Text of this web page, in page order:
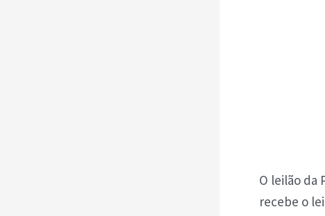
O leilão da
recebe o